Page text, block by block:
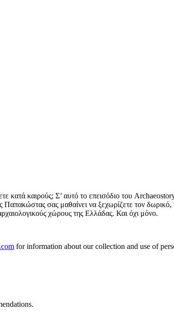
κατά καιρούς; Σ’ αυτό το επεισόδιο του
σας μαθαίνει να ξεχωρίζετε τον δωρικό,
χώρους της Ελλάδας. Και όχι μόνο.
for information about our collection and use of